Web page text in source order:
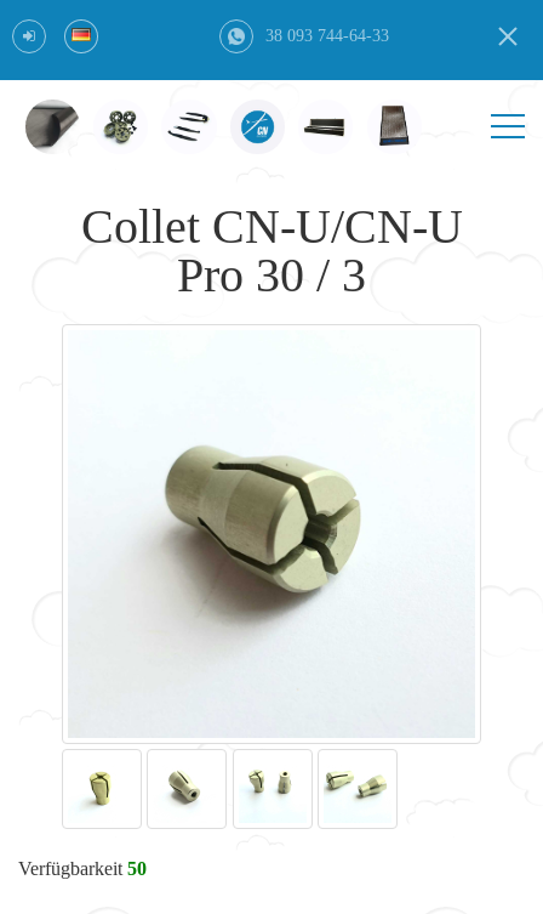
38 093 744-64-33
Collet CN-U/CN-U
Pro 30 / 3
Verfügbarkeit 50